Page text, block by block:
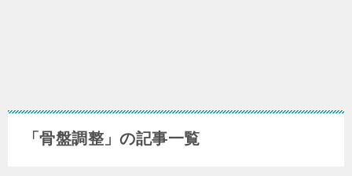
「骨盤調整」の記事一覧